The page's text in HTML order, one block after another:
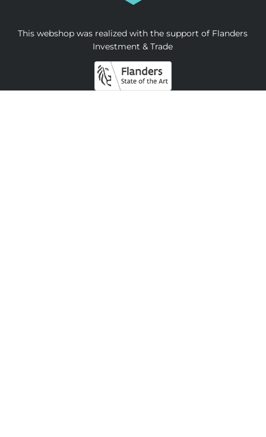
This webshop was realized with the support of Flanders
Investment & Trade